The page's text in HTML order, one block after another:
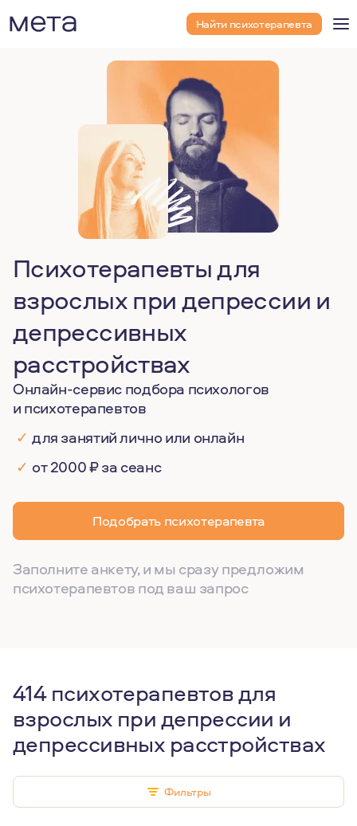
Найти психотерапевта
Психотерапевты для
взрослых при депрессии и
депрессивных
расстройствах
Онлайн-сервис подбора психологов
и психотерапевтов
✓ для занятий лично или онлайн
✓ от 2000 ₽ за сеанс
Подобрать психотерапевта
Заполните анкету, и мы сразу предложим
психотерапевтов под ваш запрос
414 психотерапевтов для
взрослых при депрессии и
депрессивных расстройствах
Фильтры